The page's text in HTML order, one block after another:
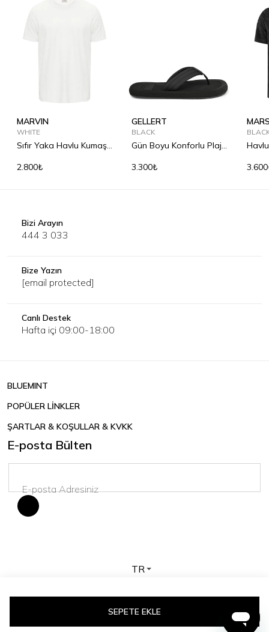
SEPETE EKLE
MARVIN
WHITE
Sıfır Yaka Havlu Kumaş
2.800₺
GELLERT
BLACK
Gün Boyu Konforlu Plaj
3.300₺
Bizi Arayın
444 3 033
Bize Yazın
[email protected]
Canlı Destek
Hafta içi 09:00-18:00
BLUEMINT
POPÜLER LİNKLER
ŞARTLAR & KOŞULLAR & KVKK
E-posta Bülten
TR